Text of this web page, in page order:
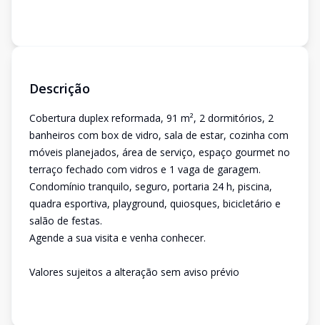
Descrição
Cobertura duplex reformada, 91 m², 2 dormitórios, 2
banheiros com box de vidro, sala de estar, cozinha com
móveis planejados, área de serviço, espaço gourmet no
terraço fechado com vidros e 1 vaga de garagem.
Condomínio tranquilo, seguro, portaria 24 h, piscina,
quadra esportiva, playground, quiosques, bicicletário e
salão de festas.
Agende a sua visita e venha conhecer.
Valores sujeitos a alteração sem aviso prévio